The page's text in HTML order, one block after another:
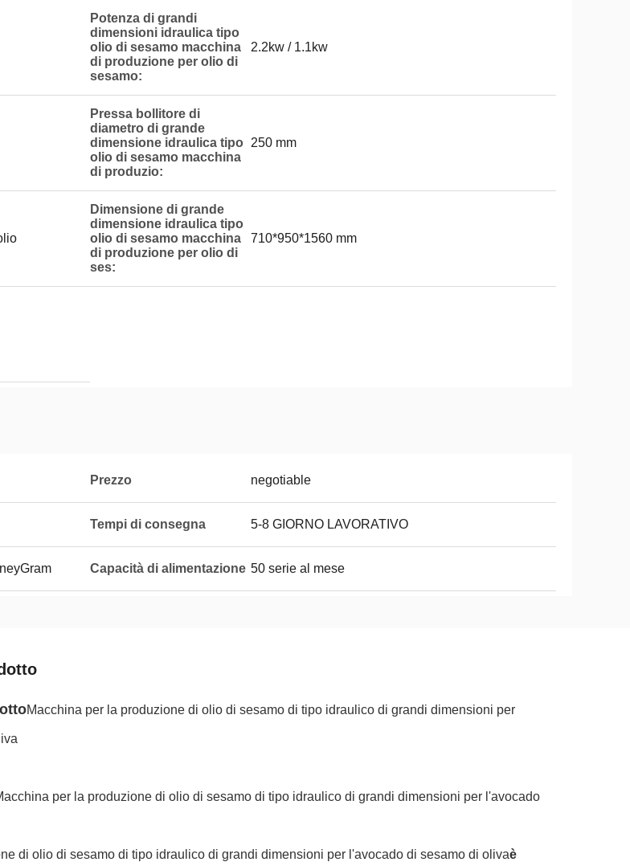
Potenza di grandi
dimensioni idraulica tipo
olio di sesamo macchina
di produzione per olio di
sesamo:
2.2kw / 1.1kw
Pressa bollitore di
diametro di grande
dimensione idraulica tipo
olio di sesamo macchina
di produzio:
250 mm
Dimensione di grande
dimensione idraulica tipo
olio di sesamo macchina
di produzione per olio di
ses:
710*950*1560 mm
Prezzo negotiable
Tempi di consegna 5-8 GIORNO LAVORATIVO
Capacità di alimentazione 50 serie al mese
Macchina per la produzione di olio di sesamo di tipo idraulico di grandi dimensioni per
per la produzione di olio di sesamo di tipo idraulico di grandi dimensioni per l'avocado
di olio di sesamo di tipo idraulico di grandi dimensioni per l'avocado di sesamo di olivaè